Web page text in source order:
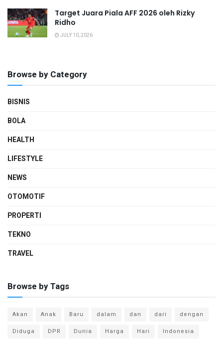
Target Juara Piala AFF 2026 oleh Rizky
Ridho
JULY 10, 2026
Browse by Category
BISNIS
BOLA
HEALTH
LIFESTYLE
NEWS
OTOMOTIF
PROPERTI
TEKNO
TRAVEL
Browse by Tags
Akan Anak Baru dalam dan dari
dengan
Diduga
DPR Dunia Harga Hari
Indonesia